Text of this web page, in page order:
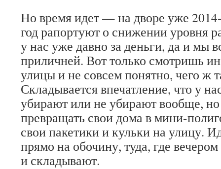
Но время идет — на дворе уже
год рапортуют о снижении уровня
у нас уже давно за деньги, да и мы
приличней. Вот только смотришь
улицы и не совсем понятно, чего ж
Складывается впечатление, что у
убирают или не убирают вообще,
превращать свои дома в мини-
свои пакетики и кульки на улицу.
прямо на обочину, туда, где
и складывают.